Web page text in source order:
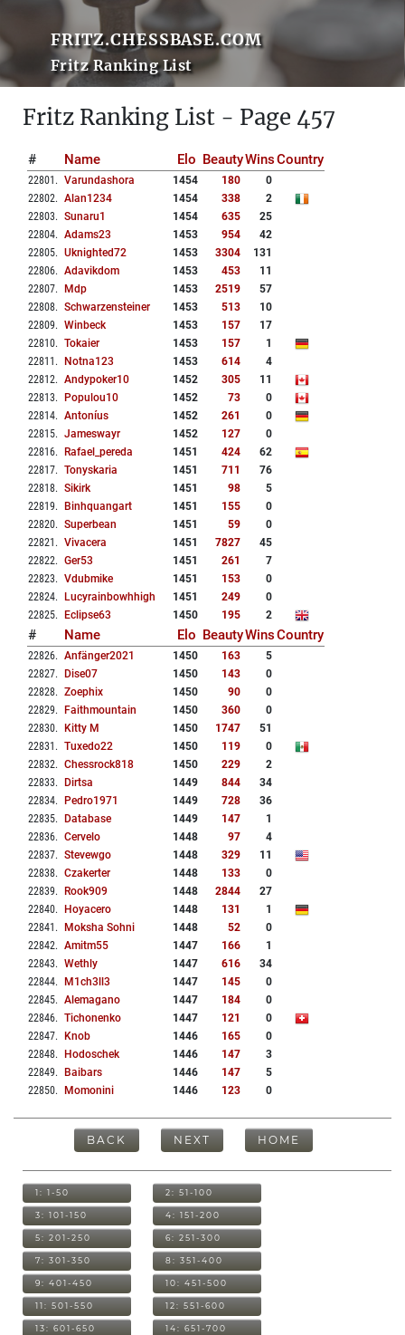
FRITZ.CHESSBASE.COM
Fritz Ranking List
Fritz Ranking List - Page 457
# Name Elo BeautyWinsCountry
22801 . Varundashora 1454 180
0
22802. Alan1234 1454 338
2
22803. Sunaru1 1454 635
25
22804. Adams23 1453 954
42
22805. Uknighted72 1453 3304
131
22806. Adavikdom 1453 453
11
22807. Mdp 1453 2519
57
22808. Schwarzensteiner 1453 513
10
22809. Winbeck 1453 157
17
22810. Tokaier 1453 157
1
22811 . Notna123 1453 614
4
22812. Andypoker10 1452 305
11
22813. Populou10 1452 73
0
22814. Antoníus 1452 261
0
22815. Jameswayr 1452 127
0
22816. Rafael_pereda 1451 424
62
22817. Tonyskaria 1451 711
76
22818. Sikirk 1451 98
5
22819. Binhquangart 1451 155
0
22820. Superbean 1451 59
0
22821 . Vivacera 1451 7827
45
22822. Ger53 1451 261
7
22823. Vdubmike 1451 153
0
22824. Lucyrainbowhhigh 1451 249
0
22825. Eclipse63 1450 195 2
# Name Elo BeautyWinsCountry
22826. Anfänger2021 1450 163
5
22827. Dise07 1450 143
0
22828. Zoephix 1450 90
0
22829. Faithmountain 1450 360
0
22830. Kitty M 1450 1747
51
22831 . Tuxedo22 1450 119
0
22832. Chessrock818 1450 229
2
22833. Dirtsa 1449 844
34
22834. Pedro1971 1449 728
36
22835. Database 1449 147
1
22836. Cervelo 1448 97
4
22837. Stevewgo 1448 329
11
22838. Czakerter 1448 133
0
22839. Rook909 1448 2844
27
22840. Hoyacero 1448 131
1
22841 . Moksha Sohni 1448 52
0
22842. Amitm55 1447 166
1
22843. Wethly 1447 616
34
22844. M1ch3ll3 1447 145
0
22845. Alemagano 1447 184
0
22846. Tichonenko 1447 121
0
22847. Knob 1446 165
0
22848. Hodoschek 1446 147
3
22849. Baibars 1446 147
5
22850. Momonini 1446 123 0
BACK NEXT HOME
1: 1-50 2: 51-100
3: 101-150 4: 151-200
5: 201-250 6: 251-300
7: 301-350 8: 351-400
9: 401-450 10: 451-500
11: 501-550 12: 551-600
13: 601-650 14: 651-700